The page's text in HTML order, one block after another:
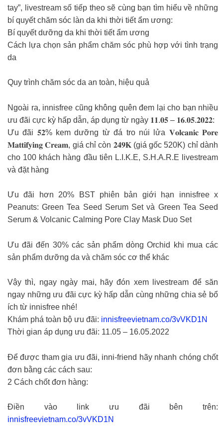
tay”, livestream số tiếp theo sẽ cùng bạn tìm hiểu về những
bí quyết chăm sóc làn da khi thời tiết ẩm ương:
Bí quyết dưỡng da khi thời tiết ẩm ương
Cách lựa chọn sản phẩm chăm sóc phù hợp với tình trạng
da
Quy trình chăm sóc da an toàn, hiệu quả
Ngoài ra, innisfree cũng không quên đem lại cho bạn nhiều
ưu đãi cực kỳ hấp dẫn, áp dụng từ ngày 𝟏𝟏.𝟎𝟓 – 𝟏𝟔.𝟎𝟓.𝟐𝟎𝟐𝟐:
Ưu đãi 𝟓𝟐% kem dưỡng từ đá tro núi lửa 𝐕𝐨𝐥𝐜𝐚𝐧𝐢𝐜 𝐏𝐨𝐫𝐞
𝐌𝐚𝐭𝐭𝐢𝐟𝐲𝐢𝐧𝐠 𝐂𝐫𝐞𝐚𝐦, giá chỉ còn 𝟐𝟒𝟗𝐊 (giá gốc 520K) chỉ dành
cho 100 khách hàng đầu tiên L.I.K.E, S.H.A.R.E livestream
và đặt hàng
Ưu đãi hơn 20% BST phiên bản giới hạn innisfree x
Peanuts: Green Tea Seed Serum Set và Green Tea Seed
Serum & Volcanic Calming Pore Clay Mask Duo Set
Ưu đãi đến 30% các sản phẩm dòng Orchid khi mua các
sản phẩm dưỡng da và chăm sóc cơ thể khác
Vậy thì, ngay ngày mai, hãy đón xem livestream để săn
ngay những ưu đãi cực kỳ hấp dẫn cùng những chia sẻ bổ
ích từ innisfree nhé!
Khám phá toàn bộ ưu đãi: innisfreevietnam.co/3vVKD1N
Thời gian áp dụng ưu đãi: 11.05 – 16.05.2022
Để được tham gia ưu đãi, inni-friend hãy nhanh chóng chốt
đơn bằng các cách sau:
2 Cách chốt đơn hàng:
Điền vào link ưu đãi bên trên:
innisfreevietnam.co/3vVKD1N